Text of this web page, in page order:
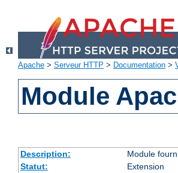
Apache > Serveur HTTP > Documentation >
Module
Description:
Module
Statut:
Extension